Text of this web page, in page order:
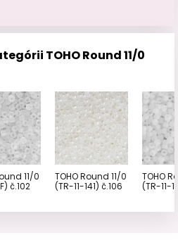
TOHO Round 11/0
11/0
č.102
TOHO Round 11/0
(TR-11-141) č.106
TOHO
(TR-11-